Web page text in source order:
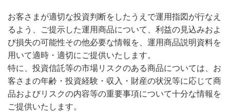
お客さまが適切な投資判断をしたうえで運用指図が行なえ
るよう、ご提示した運用商品について、利益の見込みおよ
び損失の可能性その他必要な情報を、運用商品説明資料を
用いて適時・適切にご提供いたします。
特に、投資信託等の市場リスクのある商品については、お
客さまの年齢・投資経験・収入・財産の状況等に応じて商
品およびリスクの内容等の重要事項について十分な情報を
ご提供いたします。